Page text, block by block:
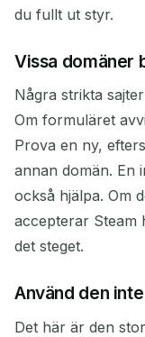
du fullt ut styr.
Vissa domäner
Några strikta
Om formuläret
Prova en ny,
annan domän. En
också hjälpa. Om
accepterar Steam
det steget.
Använd den
Det här är den